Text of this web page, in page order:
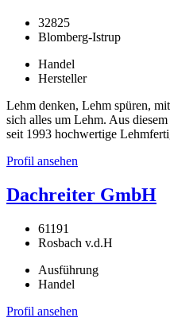
32825
Blomberg-Istrup
Handel
Hersteller
Lehm denken, Lehm spüren,
sich alles um Lehm. Aus
seit 1993 hochwertige
Profil ansehen
Dachreiter GmbH
61191
Rosbach v.d.H
Ausführung
Handel
Profil ansehen